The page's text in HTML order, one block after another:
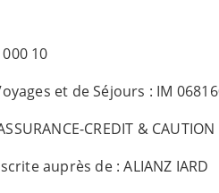
000
10
et de Séjours : IM
CREDIT & CAUTION
auprès de : ALIANZ IARD